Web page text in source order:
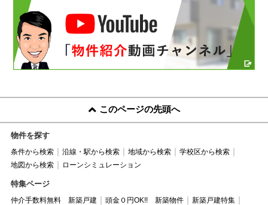
このページの先頭へ
物件を探す
条件から検索 沿線・駅から検索 地域から検索
学校区から検索
地図から検索
ローンシミュレーション
特集ページ
仲介手数料無料 新築戸建 頭金０円OK!! 新築物件
新築戸建特集